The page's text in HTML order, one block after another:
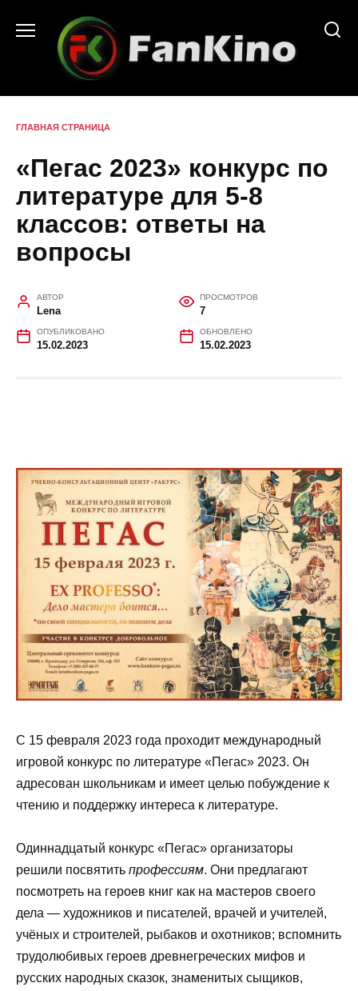
содержанию
ГЛАВНАЯ СТРАНИЦА
«Пегас 2023» конкурс по
литературе для 5-8
классов: ответы на
вопросы
АВТОР
Lena
ПРОСМОТРОВ
7
ОПУБЛИКОВАНО
15.02.2023
ОБНОВЛЕНО
15.02.2023
С 15 февраля 2023 года проходит международный
игровой конкурс по литературе «Пегас» 2023. Он
адресован школьникам и имеет целью побуждение к
чтению и поддержку интереса к литературе.
Одиннадцатый конкурс «Пегас» организаторы
решили посвятить профессиям. Они предлагают
посмотреть на героев книг как на мастеров своего
дела — художников и писателей, врачей и учителей,
учёных и строителей, рыбаков и охотников; вспомнить
трудолюбивых героев древне­греческих мифов и
русских народных сказок, знаменитых сыщиков,